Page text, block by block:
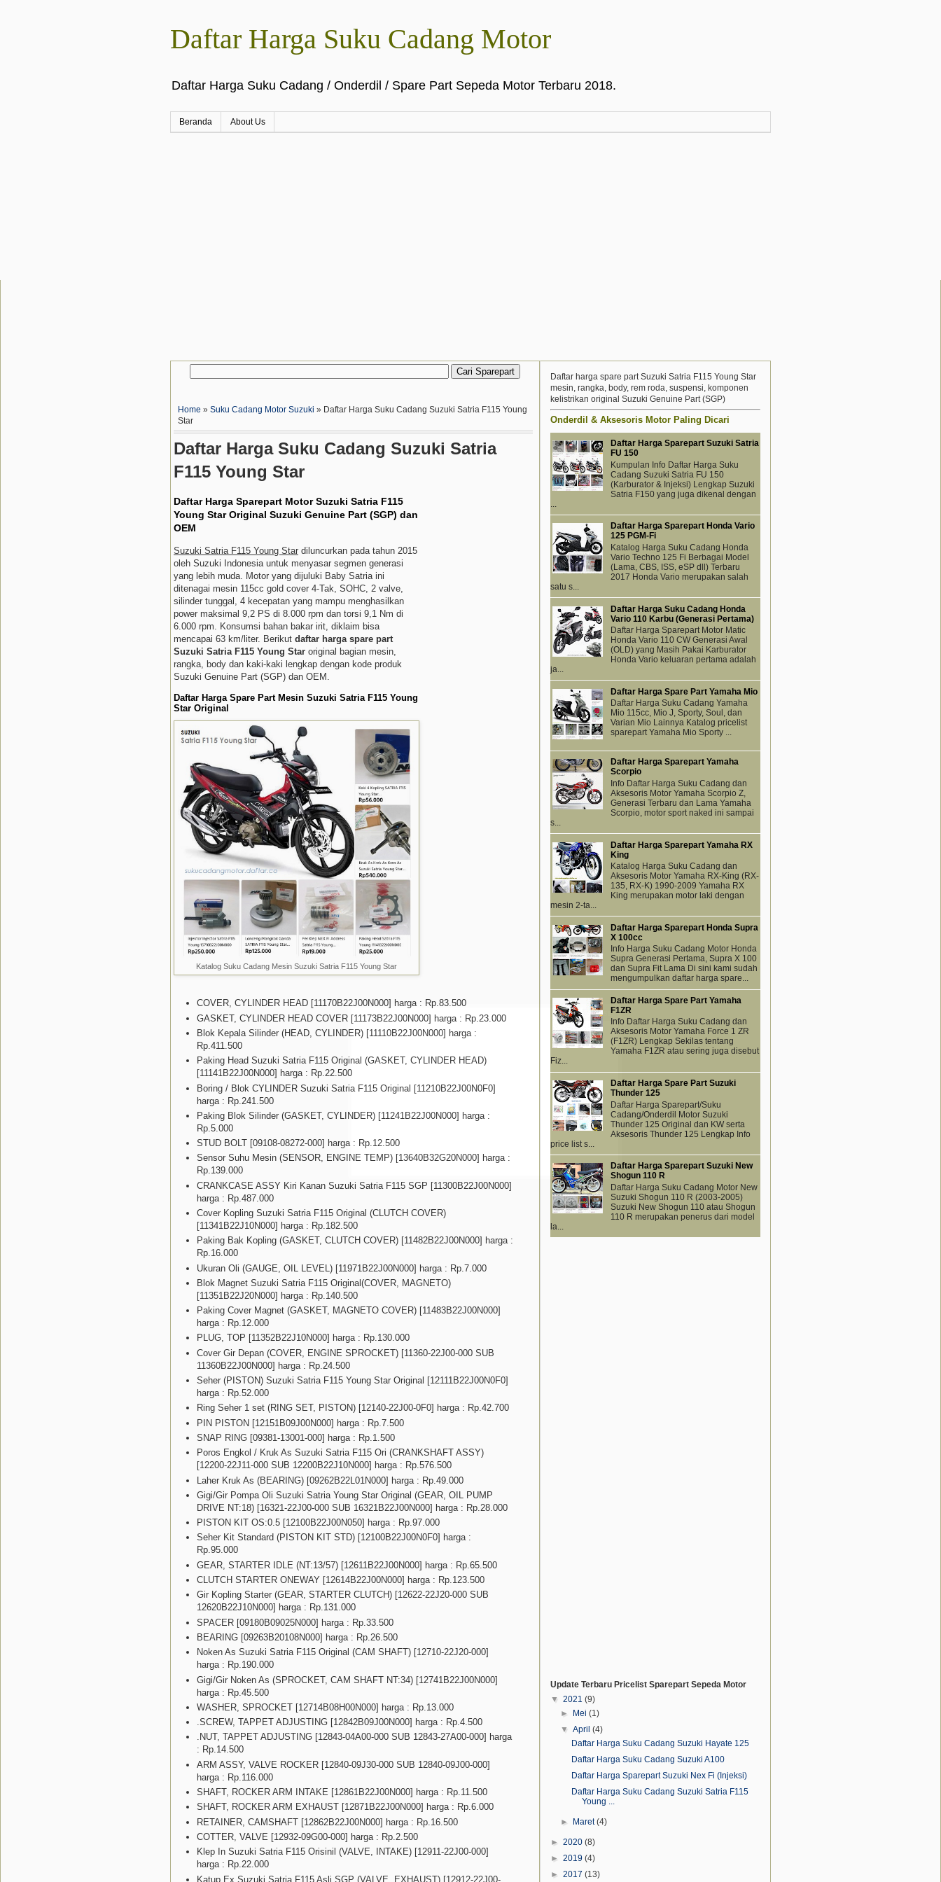
Daftar Harga Suku Cadang Motor
Daftar Harga Suku Cadang / Onderdil / Spare Part Sepeda Motor Terbaru 2018.
Beranda About Us
Home » Suku Cadang Motor Suzuki » Daftar Harga Suku Cadang Suzuki Satria F115 Young
Star
Daftar Harga Suku Cadang Suzuki Satria
F115 Young Star
Daftar Harga Sparepart Motor Suzuki Satria F115
Young Star Original Suzuki Genuine Part (SGP) dan
OEM
Suzuki Satria F115 Young Star diluncurkan pada tahun 2015
oleh Suzuki Indonesia untuk menyasar segmen generasi
yang lebih muda. Motor yang dijuluki Baby Satria ini
ditenagai mesin 115cc gold cover 4-Tak, SOHC, 2 valve,
silinder tunggal, 4 kecepatan yang mampu menghasilkan
power maksimal 9,2 PS di 8.000 rpm dan torsi 9,1 Nm di
6.000 rpm. Konsumsi bahan bakar irit, diklaim bisa
mencapai 63 km/liter. Berikut daftar harga spare part
Suzuki Satria F115 Young Star original bagian mesin,
rangka, body dan kaki-kaki lengkap dengan kode produk
Suzuki Genuine Part (SGP) dan OEM.
Daftar Harga Spare Part Mesin Suzuki Satria F115 Young
Star Original
Katalog Suku Cadang Mesin Suzuki Satria F115 Young Star
COVER, CYLINDER HEAD [11170B22J00N000] harga : Rp.83.500
GASKET, CYLINDER HEAD COVER [11173B22J00N000] harga : Rp.23.000
Blok Kepala Silinder (HEAD, CYLINDER) [11110B22J00N000] harga :
Rp.411.500
Paking Head Suzuki Satria F115 Original (GASKET, CYLINDER HEAD)
[11141B22J00N000] harga : Rp.22.500
Boring / Blok CYLINDER Suzuki Satria F115 Original [11210B22J00N0F0]
harga : Rp.241.500
Paking Blok Silinder (GASKET, CYLINDER) [11241B22J00N000] harga :
Rp.5.000
STUD BOLT [09108-08272-000] harga : Rp.12.500
Sensor Suhu Mesin (SENSOR, ENGINE TEMP) [13640B32G20N000] harga :
Rp.139.000
CRANKCASE ASSY Kiri Kanan Suzuki Satria F115 SGP [11300B22J00N000]
harga : Rp.487.000
Cover Kopling Suzuki Satria F115 Original (CLUTCH COVER)
[11341B22J10N000] harga : Rp.182.500
Paking Bak Kopling (GASKET, CLUTCH COVER) [11482B22J00N000] harga :
Rp.16.000
Ukuran Oli (GAUGE, OIL LEVEL) [11971B22J00N000] harga : Rp.7.000
Blok Magnet Suzuki Satria F115 Original(COVER, MAGNETO)
[11351B22J20N000] harga : Rp.140.500
Paking Cover Magnet (GASKET, MAGNETO COVER) [11483B22J00N000]
harga : Rp.12.000
PLUG, TOP [11352B22J10N000] harga : Rp.130.000
Cover Gir Depan (COVER, ENGINE SPROCKET) [11360-22J00-000 SUB
11360B22J00N000] harga : Rp.24.500
Seher (PISTON) Suzuki Satria F115 Young Star Original [12111B22J00N0F0]
harga : Rp.52.000
Ring Seher 1 set (RING SET, PISTON) [12140-22J00-0F0] harga : Rp.42.700
PIN PISTON [12151B09J00N000] harga : Rp.7.500
SNAP RING [09381-13001-000] harga : Rp.1.500
Poros Engkol / Kruk As Suzuki Satria F115 Ori (CRANKSHAFT ASSY)
[12200-22J11-000 SUB 12200B22J10N000] harga : Rp.576.500
Laher Kruk As (BEARING) [09262B22L01N000] harga : Rp.49.000
Gigi/Gir Pompa Oli Suzuki Satria Young Star Original (GEAR, OIL PUMP
DRIVE NT:18) [16321-22J00-000 SUB 16321B22J00N000] harga : Rp.28.000
PISTON KIT OS:0.5 [12100B22J00N050] harga : Rp.97.000
Seher Kit Standard (PISTON KIT STD) [12100B22J00N0F0] harga :
Rp.95.000
GEAR, STARTER IDLE (NT:13/57) [12611B22J00N000] harga : Rp.65.500
CLUTCH STARTER ONEWAY [12614B22J00N000] harga : Rp.123.500
Gir Kopling Starter (GEAR, STARTER CLUTCH) [12622-22J20-000 SUB
12620B22J10N000] harga : Rp.131.000
SPACER [09180B09025N000] harga : Rp.33.500
BEARING [09263B20108N000] harga : Rp.26.500
Noken As Suzuki Satria F115 Original (CAM SHAFT) [12710-22J20-000]
harga : Rp.190.000
Gigi/Gir Noken As (SPROCKET, CAM SHAFT NT:34) [12741B22J00N000]
harga : Rp.45.500
WASHER, SPROCKET [12714B08H00N000] harga : Rp.13.000
.SCREW, TAPPET ADJUSTING [12842B09J00N000] harga : Rp.4.500
.NUT, TAPPET ADJUSTING [12843-04A00-000 SUB 12843-27A00-000] harga
: Rp.14.500
ARM ASSY, VALVE ROCKER [12840-09J30-000 SUB 12840-09J00-000]
harga : Rp.116.000
SHAFT, ROCKER ARM INTAKE [12861B22J00N000] harga : Rp.11.500
SHAFT, ROCKER ARM EXHAUST [12871B22J00N000] harga : Rp.6.000
RETAINER, CAMSHAFT [12862B22J00N000] harga : Rp.16.500
COTTER, VALVE [12932-09G00-000] harga : Rp.2.500
Klep In Suzuki Satria F115 Orisinil (VALVE, INTAKE) [12911-22J00-000]
harga : Rp.22.000
Katup Ex Suzuki Satria F115 Asli SGP (VALVE, EXHAUST) [12912-22J00-
Daftar harga spare part Suzuki Satria F115 Young Star
mesin, rangka, body, rem roda, suspensi, komponen
kelistrikan original Suzuki Genuine Part (SGP)
Onderdil & Aksesoris Motor Paling Dicari
Daftar Harga Sparepart Suzuki Satria
FU 150
Kumpulan Info Daftar Harga Suku
Cadang Suzuki Satria FU 150
(Karburator & Injeksi) Lengkap Suzuki
Satria F150 yang juga dikenal dengan
Daftar Harga Sparepart Honda Vario
125 PGM-Fi
Katalog Harga Suku Cadang Honda
Vario Techno 125 Fi Berbagai Model
(Lama, CBS, ISS, eSP dll) Terbaru
2017 Honda Vario merupakan salah
satu s...
Daftar Harga Suku Cadang Honda
Vario 110 Karbu (Generasi Pertama)
Daftar Harga Sparepart Motor Matic
Honda Vario 110 CW Generasi Awal
(OLD) yang Masih Pakai Karburator
Honda Vario keluaran pertama adalah
ja...
Daftar Harga Spare Part Yamaha Mio
Daftar Harga Suku Cadang Yamaha
Mio 115cc, Mio J, Sporty, Soul, dan
Varian Mio Lainnya Katalog pricelist
sparepart Yamaha Mio Sporty ...
Daftar Harga Sparepart Yamaha
Scorpio
Info Daftar Harga Suku Cadang dan
Aksesoris Motor Yamaha Scorpio Z,
Generasi Terbaru dan Lama Yamaha
Scorpio, motor sport naked ini sampai
s...
Daftar Harga Sparepart Yamaha RX
King
Katalog Harga Suku Cadang dan
Aksesoris Motor Yamaha RX-King (RX-
135, RX-K) 1990-2009 Yamaha RX
King merupakan motor laki dengan
mesin 2-ta...
Daftar Harga Sparepart Honda Supra
X 100cc
Info Harga Suku Cadang Motor Honda
Supra Generasi Pertama, Supra X 100
dan Supra Fit Lama Di sini kami sudah
mengumpulkan daftar harga spare...
Daftar Harga Spare Part Yamaha
F1ZR
Info Daftar Harga Suku Cadang dan
Aksesoris Motor Yamaha Force 1 ZR
(F1ZR) Lengkap Sekilas tentang
Yamaha F1ZR atau sering juga disebut
Fiz...
Daftar Harga Spare Part Suzuki
Thunder 125
Daftar Harga Sparepart/Suku
Cadang/Onderdil Motor Suzuki
Thunder 125 Original dan KW serta
Aksesoris Thunder 125 Lengkap Info
price list s...
Daftar Harga Sparepart Suzuki New
Shogun 110 R
Daftar Harga Suku Cadang Motor New
Suzuki Shogun 110 R (2003-2005)
Suzuki New Shogun 110 atau Shogun
110 R merupakan penerus dari model
la...
Update Terbaru Pricelist Sparepart Sepeda Motor
▼ 2021 (9)
►
Mei(1)
▼April(4)
Daftar Harga Suku Cadang Suzuki Hayate 125
Daftar Harga Suku Cadang Suzuki A100
Daftar Harga Sparepart Suzuki Nex Fi (Injeksi)
Daftar Harga Suku Cadang Suzuki Satria F115
Young ...
► Maret(4)
► 2020 (8)
► 2019 (4)
► 2017 (13)